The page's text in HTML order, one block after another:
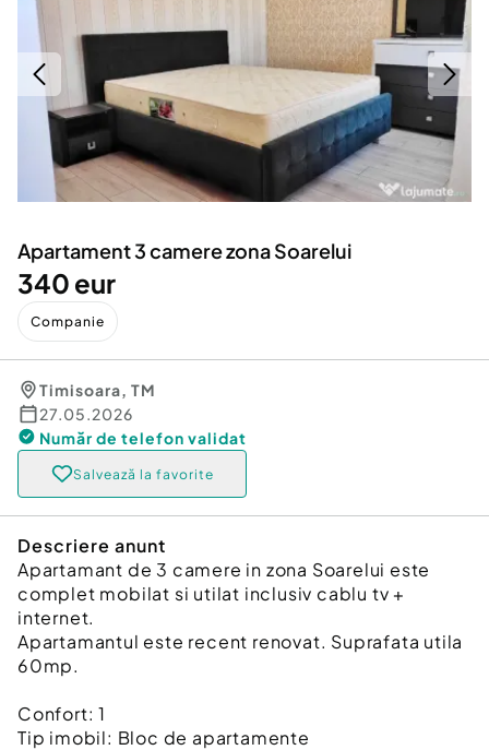
Servicii
Animale de companie
Afaceri și echipamente profesionale
Inchiriere Bunuri si Vehicule
Utilaje agricole si industriale
Piese auto si accesorii
Dacia Duster
Apartament 3 camere zona Soarelui
340 eur
Companie
Timisoara, TM
27.05.2026
Număr de telefon validat
Salvează la favorite
Descriere anunt
Apartamant de 3 camere in zona Soarelui este
complet mobilat si utilat inclusiv cablu tv +
internet.
Apartamantul este recent renovat. Suprafata utila
60mp.
Confort:1
Tip imobil: Bloc de apartamente